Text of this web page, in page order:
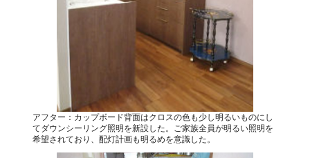
アフター：カップボード背面はクロスの色も少し明るいものにし
てダウンシーリング照明を新設した。ご家族全員が明るい照明を
希望されており、配灯計画も明るめを意識した。